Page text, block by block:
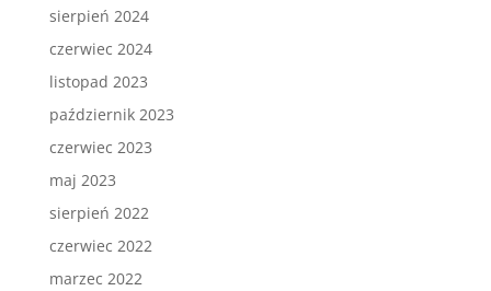
sierpień 2024
czerwiec 2024
listopad 2023
październik 2023
czerwiec 2023
maj 2023
sierpień 2022
czerwiec 2022
marzec 2022